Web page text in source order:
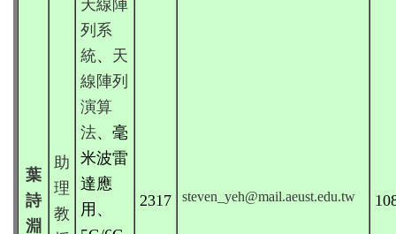
葉
詩
淵
助
理
教
天線陣
列系
統、 天
線陣列
演算
法、毫
米波雷
達應
用 、
2317 steven_yeh@mail.aeust.edu.tw